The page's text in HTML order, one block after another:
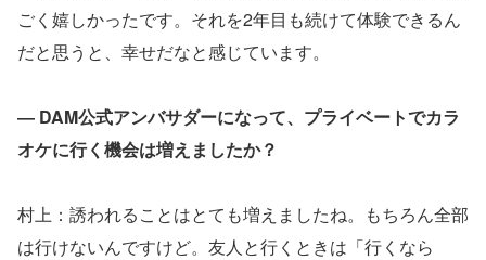
ごく嬉しかったです。それを2年目も続けて体験できるん
だと思うと、幸せだなと感じています。
― DAM公式アンバサダーになって、プライベートでカラ
オケに行く機会は増えましたか？
村上：誘われることはとても増えましたね。もちろん全部
は行けないんですけど。友人と行くときは「行くなら